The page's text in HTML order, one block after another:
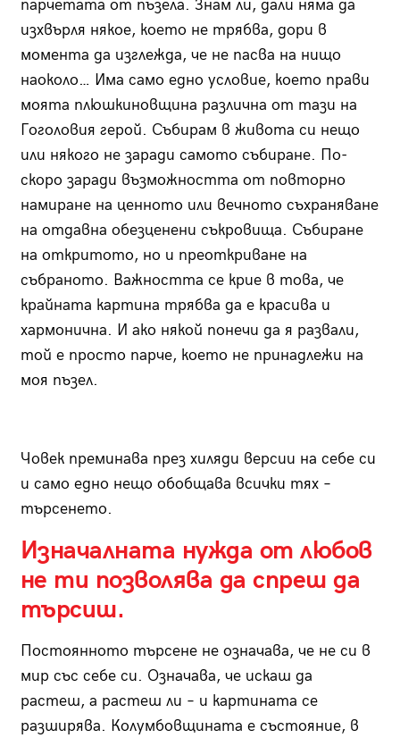
парчетата от пъзела. Знам ли, дали няма да
изхвърля някое, което не трябва, дори в
момента да изглежда, че не пасва на нищо
наоколо… Има само едно условие, което прави
моята плюшкиновщина различна от тази на
Гоголовия герой. Събирам в живота си нещо
или някого не заради самото събиране. По-
скоро заради възможността от повторно
намиране на ценното или вечното съхраняване
на отдавна обезценени съкровища. Събиране
на откритото, но и преоткриване на
събраното. Важността се крие в това, че
крайната картина трябва да е красива и
хармонична. И ако някой понечи да я развали,
той е просто парче, което не принадлежи на
моя пъзел.
Човек преминава през хиляди версии на себе си
и само едно нещо обобщава всички тях –
търсенето.
Изначалната нужда от любов
не ти позволява да спреш да
търсиш.
Постоянното търсене не означава, че не си в
мир със себе си. Означава, че искаш да
растеш, а растеш ли – и картината се
разширява. Колумбовщината е състояние, в